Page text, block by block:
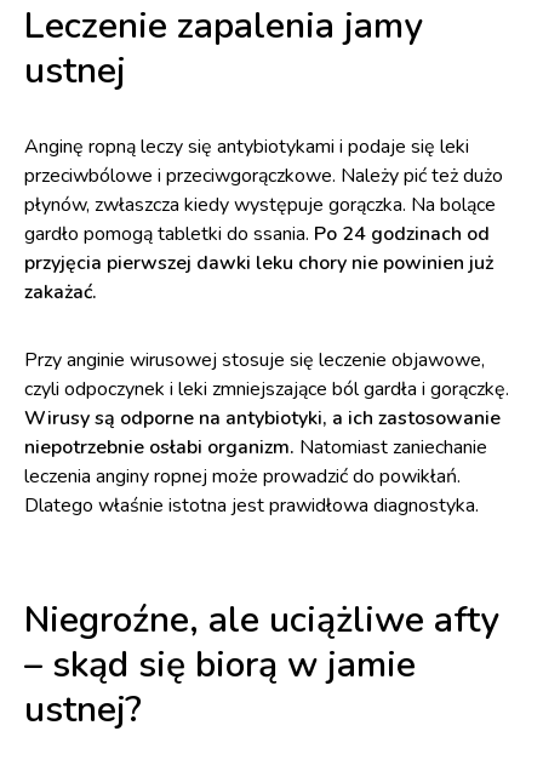
Leczenie zapalenia jamy
ustnej
Anginę ropną leczy się antybiotykami i podaje się leki
przeciwbólowe i przeciwgorączkowe. Należy pić też dużo
płynów, zwłaszcza kiedy występuje gorączka. Na bolące
gardło pomogą tabletki do ssania. Po 24 godzinach od
przyjęcia pierwszej dawki leku chory nie powinien już
zakażać.
Przy anginie wirusowej stosuje się leczenie objawowe,
czyli odpoczynek i leki zmniejszające ból gardła i gorączkę.
Wirusy są odporne na antybiotyki, a ich zastosowanie
niepotrzebnie osłabi organizm. Natomiast zaniechanie
leczenia anginy ropnej może prowadzić do powikłań.
Dlatego właśnie istotna jest prawidłowa diagnostyka.
Niegroźne, ale uciążliwe afty
– skąd się biorą w jamie
ustnej?